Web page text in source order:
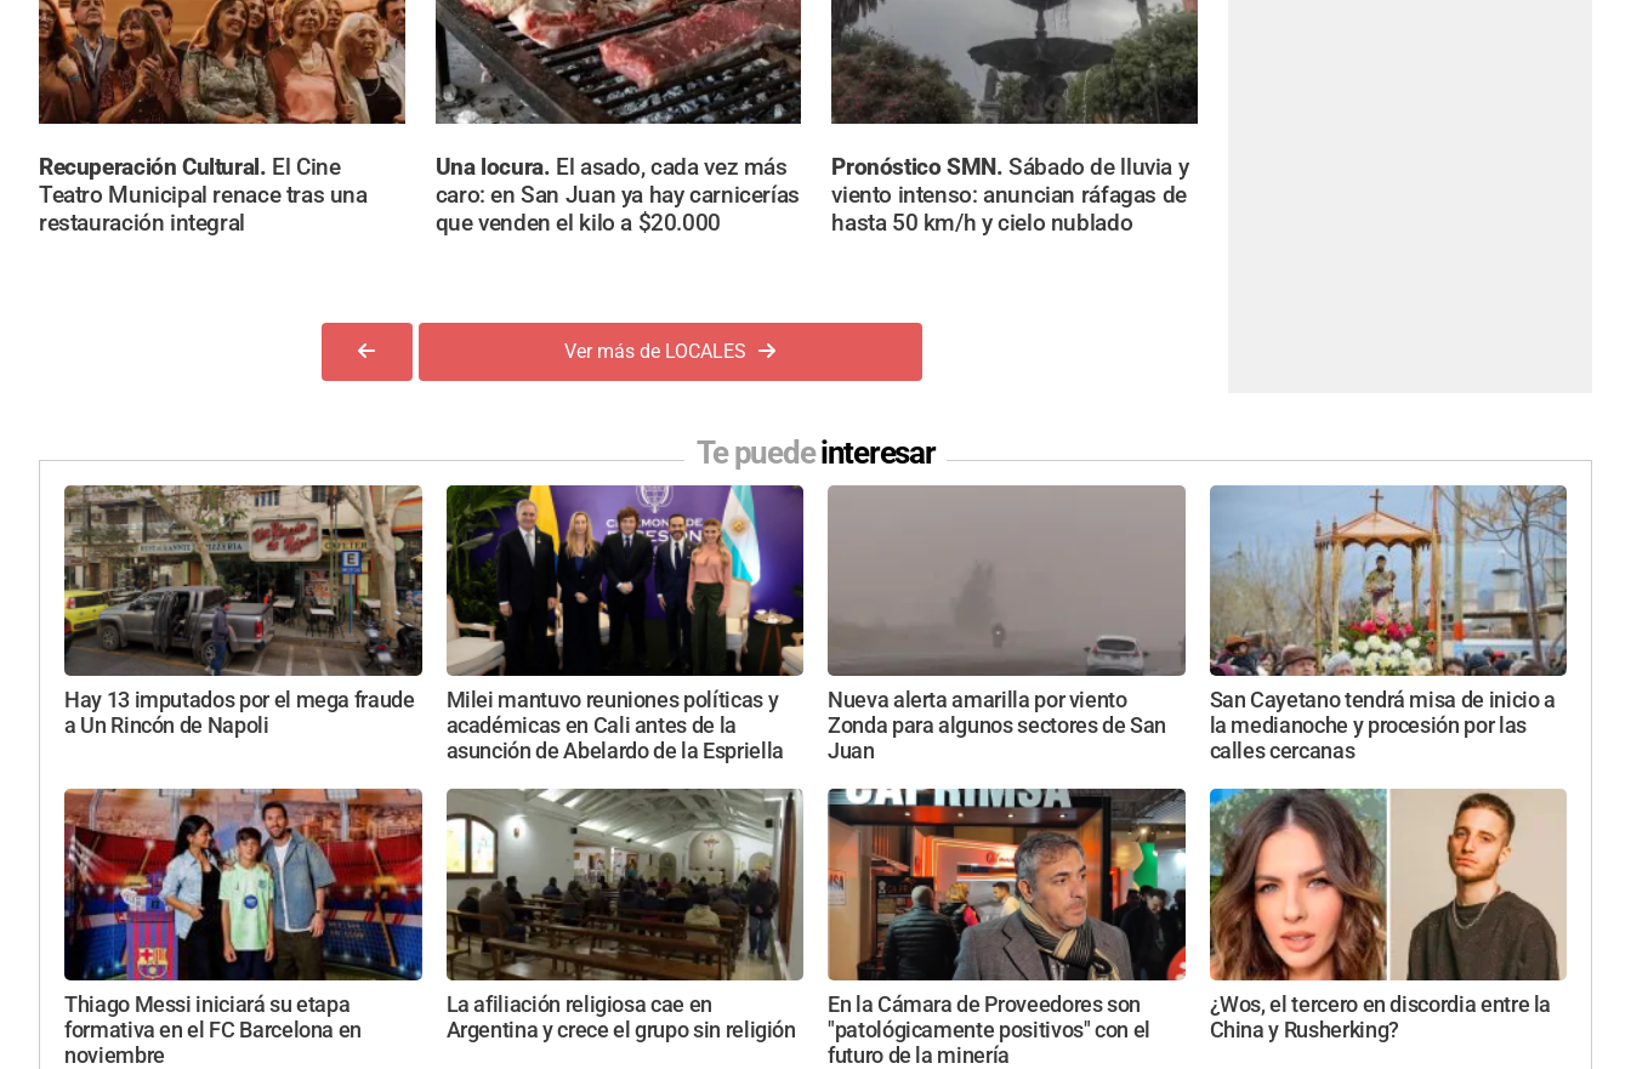
Recuperación Cultural. El Cine
Teatro Municipal renace tras una
restauración integral
Una locura. El asado, cada vez más
caro: en San Juan ya hay carnicerías
que venden el kilo a $20.000
Pronóstico SMN.Sábado de lluvia y
viento intenso: anuncian ráfagas de
hasta 50 km/h y cielo nublado
Ver más de LOCALES
Te puedeinteresar
Hay 13 imputados por el mega fraude
a Un Rincón de Napoli
Milei mantuvo reuniones políticas y
académicas en Cali antes de la
asunción de Abelardo de la Espriella
Nueva alerta amarilla por viento
Zonda para algunos sectores de San
Juan
San Cayetano tendrá misa de inicio a
la medianoche y procesión por las
calles cercanas
Thiago Messi iniciará su etapa
formativa en el FC Barcelona en
noviembre
La afiliación religiosa cae en
Argentina y crece el grupo sin religión
En la Cámara de Proveedores son
"patológicamente positivos" con el
futuro de la minería
¿Wos, el tercero en discordia entre la
China y Rusherking?